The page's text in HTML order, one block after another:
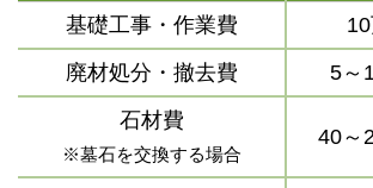
基礎工事・作業費
廃材処分・撤去費
5～
石材費
※墓石を交換する場合
40～